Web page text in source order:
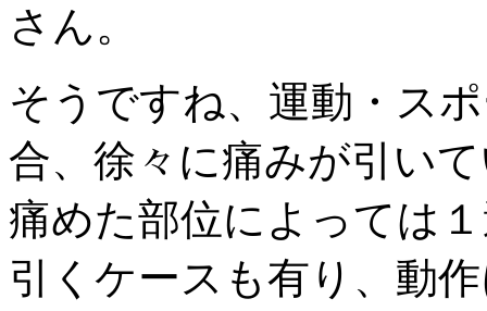
さん。
そうですね、運動・ス
合、徐々に痛みが引い
痛めた部位によっては
引くケースも有り、動